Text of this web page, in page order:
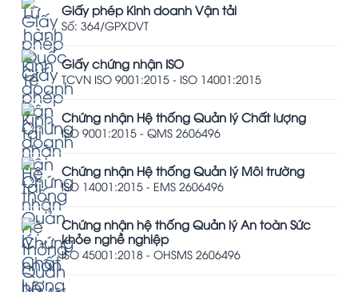
Giấy phép Kinh doanh Vận tải
Số: 364/GPXDVT
Giấy chứng nhận ISO
TCVN ISO 9001:2015 - ISO 14001:2015
Chứng nhận Hệ thống Quản lý Chất lượng
ISO 9001:2015 - QMS 2606496
Chứng nhận Hệ thống Quản lý Môi trường
ISO 14001:2015 - EMS 2606496
Chứng nhận hệ thống Quản lý An toàn Sức
khỏe nghề nghiệp
ISO 45001:2018 - OHSMS 2606496